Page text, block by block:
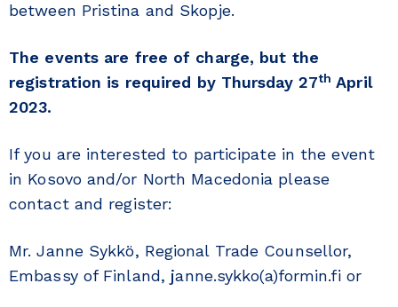
between Pristina and Skopje.
The events are free of charge, but the
registration is required by Thursday 27th April
2023.
If you are interested to participate in the event
in Kosovo and/or North Macedonia please
contact and register:
Mr. Janne Sykkö, Regional Trade Counsellor,
Embassy of Finland, janne.sykko(a)formin.fi or